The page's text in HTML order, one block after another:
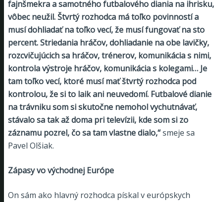
fajnšmekra a samotného futbalového diania na ihrisku,
vôbec neužil. Štvrtý rozhodca má toľko povinností a
musí dohliadať na toľko vecí, že musí fungovať na sto
percent. Striedania hráčov, dohliadanie na obe lavičky,
rozcvičujúcich sa hráčov, trénerov, komunikácia s nimi,
kontrola výstroje hráčov, komunikácia s kolegami… Je
tam toľko vecí, ktoré musí mať štvrtý rozhodca pod
kontrolou, že si to laik ani neuvedomí. Futbalové dianie
na trávniku som si skutočne nemohol vychutnávať,
stávalo sa tak až doma pri televízii, kde som si zo
záznamu pozrel, čo sa tam vlastne dialo,“smeje sa
Pavel Olšiak.
Zápasy vo východnej Európe
On sám ako hlavný rozhodca pískal v európskych